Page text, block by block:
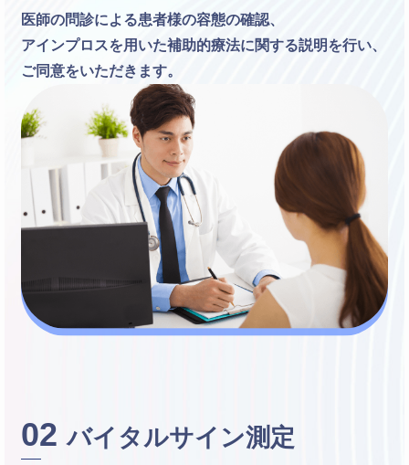
医師の問診による患者様の容態の確認、
アインプロスを用いた補助的療法に関する説明を行い、
ご同意をいただきます。
02 バイタルサイン測定